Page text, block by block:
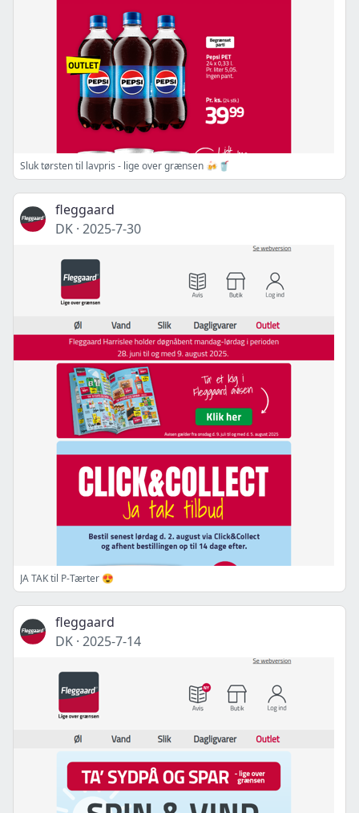
Sluk tørsten til lavpris - lige over grænsen 🍻🥤
fleggaard
DK · 2025-7-30
JA TAK til P-Tærter 😍
fleggaard
DK · 2025-7-14